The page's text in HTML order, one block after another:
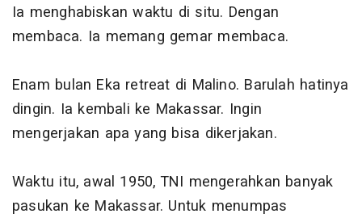
Ia menghabiskan waktu di situ. Dengan
membaca. Ia memang gemar membaca.
Enam bulan Eka retreat di Malino. Barulah hatinya
dingin. Ia kembali ke Makassar. Ingin
mengerjakan apa yang bisa dikerjakan.
Waktu itu, awal 1950, TNI mengerahkan banyak
pasukan ke Makassar. Untuk menumpas